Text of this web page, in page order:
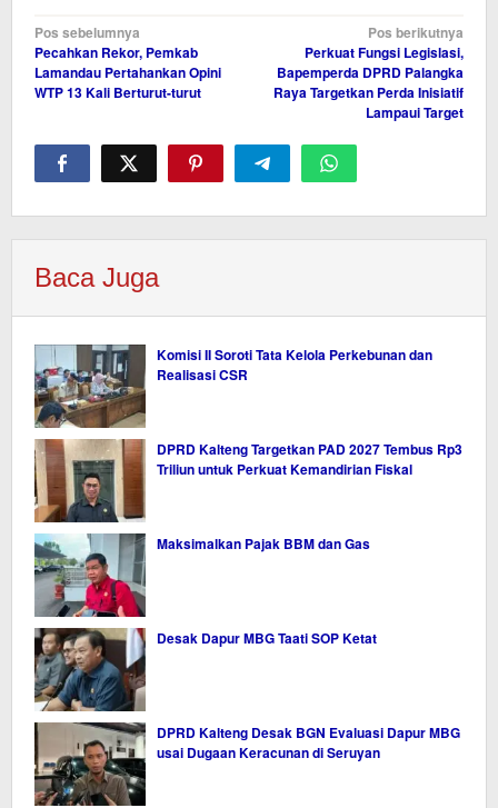
Navigasi
pos
Pos sebelumnya
Pecahkan Rekor, Pemkab
Lamandau Pertahankan Opini
WTP 13 Kali Berturut-turut
Pos berikutnya
Perkuat Fungsi Legislasi,
Bapemperda DPRD Palangka
Raya Targetkan Perda Inisiatif
Lampaui Target
Baca Juga
Komisi II Soroti Tata Kelola Perkebunan dan
Realisasi CSR
DPRD Kalteng Targetkan PAD 2027 Tembus Rp3
Triliun untuk Perkuat Kemandirian Fiskal
Maksimalkan Pajak BBM dan Gas
Desak Dapur MBG Taati SOP Ketat
DPRD Kalteng Desak BGN Evaluasi Dapur MBG
usai Dugaan Keracunan di Seruyan